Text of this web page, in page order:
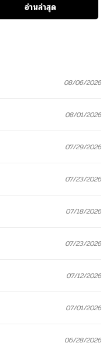
อ่านล่าสุด
08/06/2026
08/01/2026
07/29/2026
07/23/2026
07/18/2026
07/23/2026
07/12/2026
07/01/2026
06/28/2026